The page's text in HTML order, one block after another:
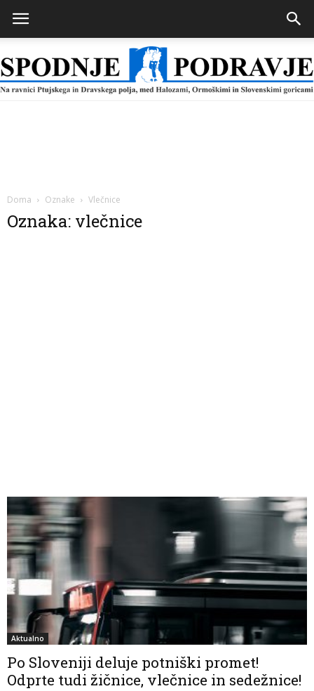
Doma Oznake Vlečnice
Oznaka: vlečnice
Aktualno
Po Sloveniji deluje potniški promet!
Odprte tudi žičnice, vlečnice in sedežnice!